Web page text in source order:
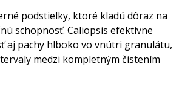
podstielky, ktoré kladú dôraz na
schopnosť. Caliopsis efektívne
aj pachy hlboko vo vnútri granulátu,
medzi kompletným čistením